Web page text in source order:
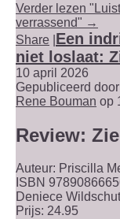
Verder lezen
verrassend" →
Share Een
niet loslaat:
10 april 2026
Gepubliceerd door
Rene Bouman op
Review:
Auteur: Priscilla
ISBN
Deniece Wildschut
Prijs: 24.95